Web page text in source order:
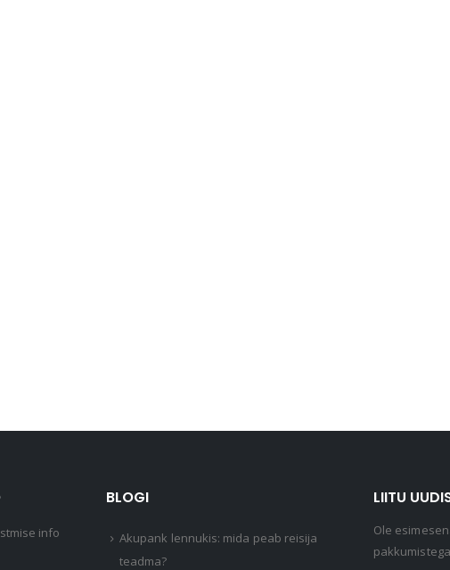
info
BLOGI
Akupank lennukis: mida peab reisija
teadma?
LIITU
Ole